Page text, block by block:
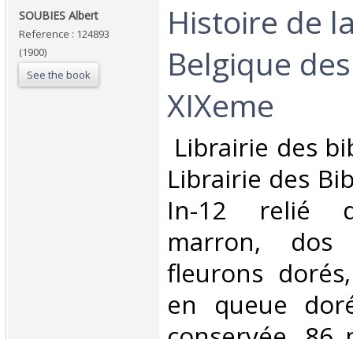
‎SOUBIES Albert‎
Reference : 124893
(1900)
See the book
‎Histoire de
Belgique
XIXeme‎
Librairie des
Librairie des
In-12 relié
marron,
fleurons
en queue